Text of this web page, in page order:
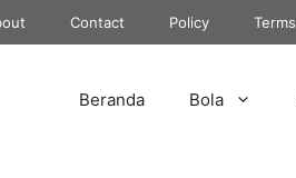
Contact Policy Terms
Beranda Bola